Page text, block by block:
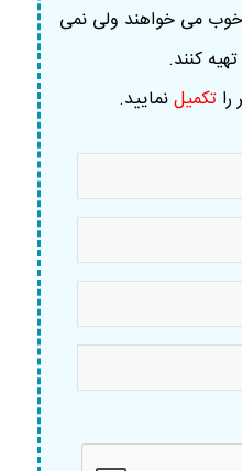
می خواهند ولی نمی
کنند.
را تکمیلنمایید.